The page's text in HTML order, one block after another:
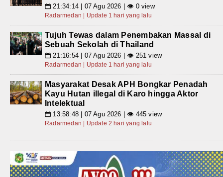
📅 21:34:14 | 07 Agu 2026 | 👁 0 view
Radarmedan | Update 1 hari yang lalu
Tujuh Tewas dalam Penembakan Massal di
Sebuah Sekolah di Thailand
📅 21:16:54 | 07 Agu 2026 | 👁 251 view
Radarmedan | Update 1 hari yang lalu
Masyarakat Desak APH Bongkar Penadah
Kayu Hutan illegal di Karo hingga Aktor
Intelektual
📅 13:58:48 | 07 Agu 2026 | 👁 445 view
Radarmedan | Update 2 hari yang lalu